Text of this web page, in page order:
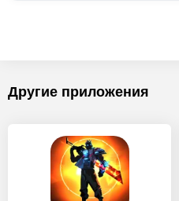
Другие приложения